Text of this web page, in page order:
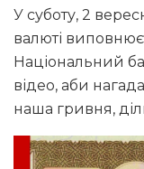
У суботу, 2
валюті
Національний
відео, аби
наша гривня,